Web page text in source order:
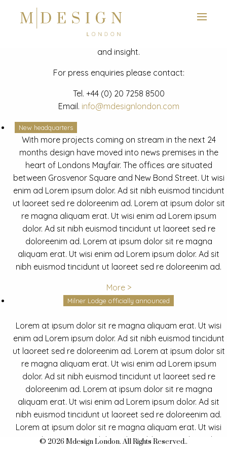
News
Latest mdesign development project and advisory news
and insight.
For press enquiries please contact:
Tel. +44 (0) 20 7258 8500
Email. info@mdesignlondon.com
New headquarters
With more projects coming on stream in the next 24
months design have moved into news premises in the
heart of Londons Mayfair. The offices are situated
between Grosvenor Square and New Bond Street. Ut wisi
enim ad Lorem ipsum dolor. Ad sit nibh euismod tincidunt
ut laoreet sed re doloreenim ad. Lorem at ipsum dolor sit
re magna aliquam erat. Ut wisi enim ad Lorem ipsum
dolor. Ad sit nibh euismod tincidunt ut laoreet sed re
doloreenim ad. Lorem at ipsum dolor sit re magna
aliquam erat. Ut wisi enim ad Lorem ipsum dolor. Ad sit
nibh euismod tincidunt ut laoreet sed re doloreenim ad.
More >
Milner Lodge officially announced
Lorem at ipsum dolor sit re magna aliquam erat. Ut wisi
enim ad Lorem ipsum dolor. Ad sit nibh euismod tincidunt
ut laoreet sed re doloreenim ad. Lorem at ipsum dolor sit
re magna aliquam erat. Ut wisi enim ad Lorem ipsum
dolor. Ad sit nibh euismod tincidunt ut laoreet sed re
doloreenim ad. Lorem at ipsum dolor sit re magna
aliquam erat. Ut wisi enim ad Lorem ipsum dolor. Ad sit
nibh euismod tincidunt ut laoreet sed re doloreenim ad.
Lorem at ipsum dolor sit re magna aliquam erat. Ut wisi
enim ad Lorem ipsum dolor. Ad sit nibh euismod tincidunt
© 2026 Mdesign London. All Rights Reserved..